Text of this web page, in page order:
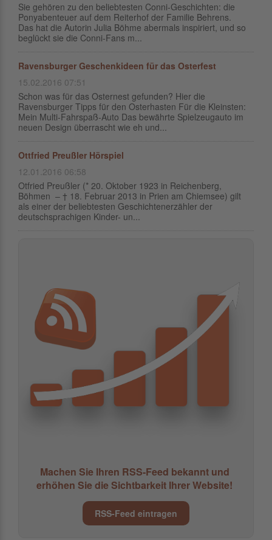
Sie gehören zu den beliebtesten Conni-Geschichten: die
Ponyabenteuer auf dem Reiterhof der Familie Behrens.
Das hat die Autorin Julia Böhme abermals inspiriert, und so
beglückt sie die Conni-Fans m...
Ravensburger Geschenkideen für das Osterfest
15.02.2016 07:51
Schon was für das Osternest gefunden? Hier die
Ravensburger Tipps für den Osterhasten Für die Kleinsten:
Mein Multi-Fahrspaß-Auto Das bewährte Spielzeugauto im
neuen Design überrascht wie eh und...
Ottfried Preußler Hörspiel
12.01.2016 06:58
Otfried Preußler (* 20. Oktober 1923 in Reichenberg,
Böhmen – † 18. Februar 2013 in Prien am Chiemsee) gilt
als einer der beliebtesten Geschichtenerzähler der
deutschsprachigen Kinder- un...
Machen Sie Ihren RSS-Feed bekannt und
erhöhen Sie die Sichtbarkeit Ihrer Website!
RSS-Feed eintragen